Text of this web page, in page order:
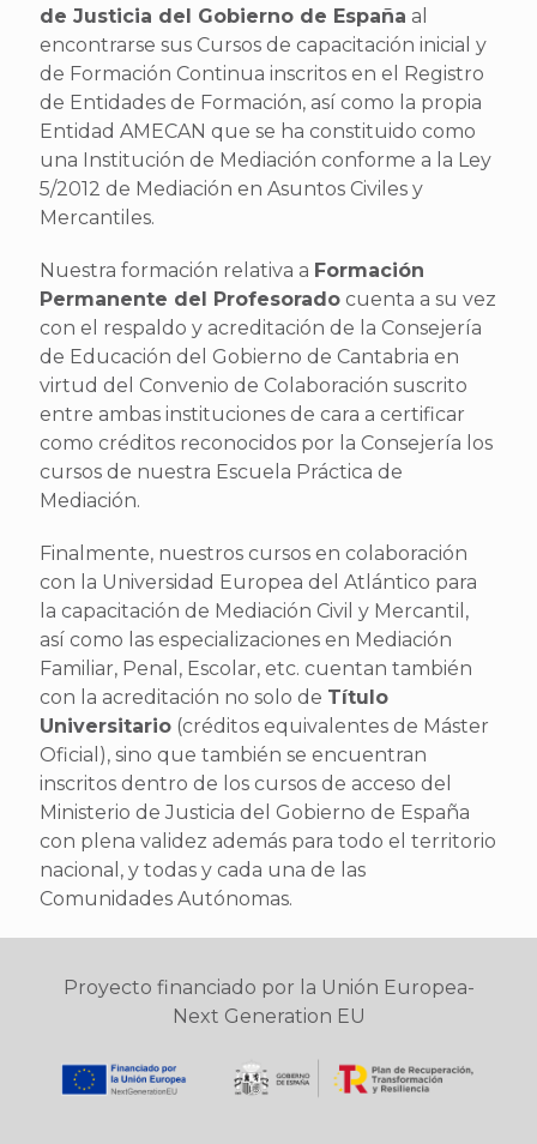
de Justicia del Gobierno de España al
encontrarse sus Cursos de capacitación inicial y
de Formación Continua inscritos en el Registro
de Entidades de Formación, así como la propia
Entidad AMECAN que se ha constituido como
una Institución de Mediación conforme a la Ley
5/2012 de Mediación en Asuntos Civiles y
Mercantiles.
Nuestra formación relativa a Formación
Permanente del Profesorado cuenta a su vez
con el respaldo y acreditación de la Consejería
de Educación del Gobierno de Cantabria en
virtud del Convenio de Colaboración suscrito
entre ambas instituciones de cara a certificar
como créditos reconocidos por la Consejería los
cursos de nuestra Escuela Práctica de
Mediación.
Finalmente, nuestros cursos en colaboración
con la Universidad Europea del Atlántico para
la capacitación de Mediación Civil y Mercantil,
así como las especializaciones en Mediación
Familiar, Penal, Escolar, etc. cuentan también
con la acreditación no solo de Título
Universitario (créditos equivalentes de Máster
Oficial), sino que también se encuentran
inscritos dentro de los cursos de acceso del
Ministerio de Justicia del Gobierno de España
con plena validez además para todo el territorio
nacional, y todas y cada una de las
Comunidades Autónomas.
Proyecto financiado por la Unión Europea-
Next Generation EU